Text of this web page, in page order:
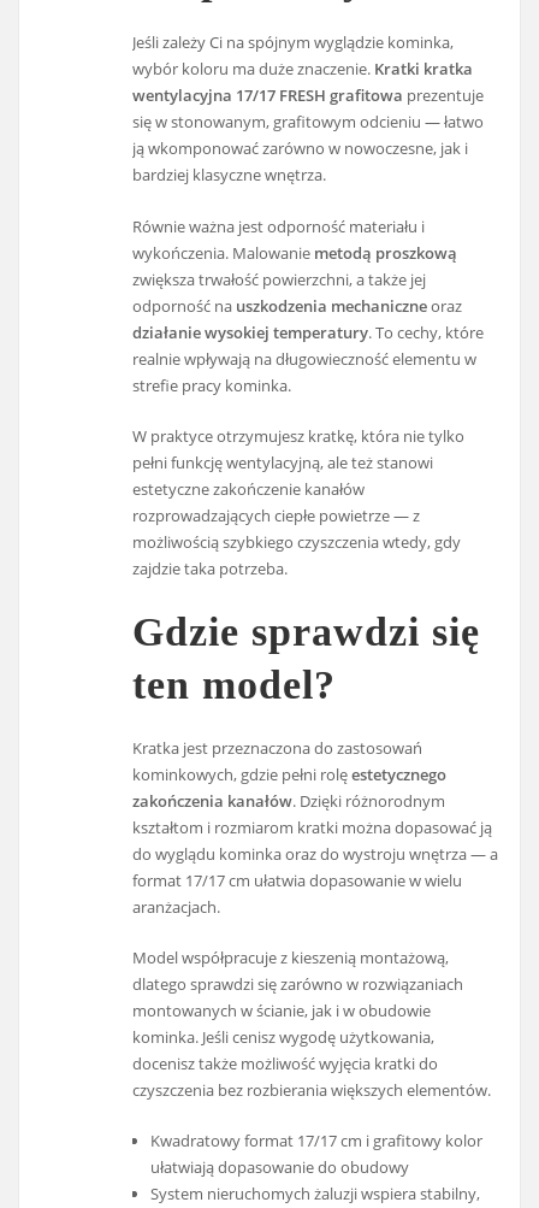
Jeśli zależy Ci na spójnym wyglądzie kominka,
wybór koloru ma duże znaczenie. Kratki kratka
wentylacyjna 17/17 FRESH grafitowa prezentuje
się w stonowanym, grafitowym odcieniu — łatwo
ją wkomponować zarówno w nowoczesne, jak i
bardziej klasyczne wnętrza.
Równie ważna jest odporność materiału i
wykończenia. Malowanie metodą proszkową
zwiększa trwałość powierzchni, a także jej
odporność na uszkodzenia mechaniczneoraz
działanie wysokiej temperatury. To cechy, które
realnie wpływają na długowieczność elementu w
strefie pracy kominka.
W praktyce otrzymujesz kratkę, która nie tylko
pełni funkcję wentylacyjną, ale też stanowi
estetyczne zakończenie kanałów
rozprowadzających ciepłe powietrze — z
możliwością szybkiego czyszczenia wtedy, gdy
zajdzie taka potrzeba.
Gdzie sprawdzi się
ten model?
Kratka jest przeznaczona do zastosowań
kominkowych, gdzie pełni rolęestetycznego
zakończenia kanałów. Dzięki różnorodnym
kształtom i rozmiarom kratki można dopasować ją
do wyglądu kominka oraz do wystroju wnętrza — a
format 17/17 cm ułatwia dopasowanie w wielu
aranżacjach.
Model współpracuje z kieszenią montażową,
dlatego sprawdzi się zarówno w rozwiązaniach
montowanych w ścianie, jak i w obudowie
kominka. Jeśli cenisz wygodę użytkowania,
docenisz także możliwość wyjęcia kratki do
czyszczenia bez rozbierania większych elementów.
Kwadratowy format 17/17 cm i grafitowy kolor
ułatwiają dopasowanie do obudowy
System nieruchomych żaluzji wspiera stabilny,